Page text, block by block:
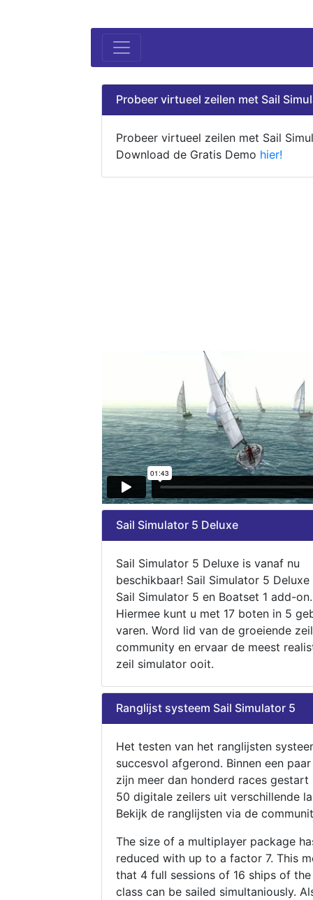
Probeer virtueel zeilen met Sail
Probeer virtueel zeilen met Sail
Download de Gratis Demo hier!
Sail Simulator 5 Deluxe
Sail Simulator 5 Deluxe is vanaf nu
beschikbaar! Sail Simulator 5
Sail Simulator 5 en Boatset 1 add-on.
Hiermee kunt u met 17 boten in 5
varen. Word lid van de groeiende zeil
community en ervaar de meest
zeil simulator ooit.
Ranglijst systeem Sail Simulator 5
Het testen van het ranglijsten
succesvol afgerond. Binnen een
zijn meer dan honderd races gestart
50 digitale zeilers uit verschillende
Bekijk de ranglijsten via de
The size of a multiplayer package
reduced with up to a factor 7. This
that 4 full sessions of 16 ships of
class can be sailed simultaniously.